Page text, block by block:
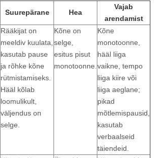
Suurepärane Hea
Vajab
arendamist
Rääkijat on
meeldiv kuulata,
kasutab pause
ja rõhke kõne
rütmistamiseks.
Hääl kõlab
loomulikult,
väljendus on
selge.
Kõne on
selge,
esitus pisut
monotoonne.
Kõne
monotoonne,
hääl liiga
vaikne, tempo
liiga kiire või
liiga aeglane;
pikad
mõtlemispausid,
kasutab
verbaalseid
täiendeid.